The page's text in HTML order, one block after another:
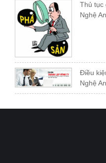
Thủ tục
Nghệ An
Điều
Nghệ An